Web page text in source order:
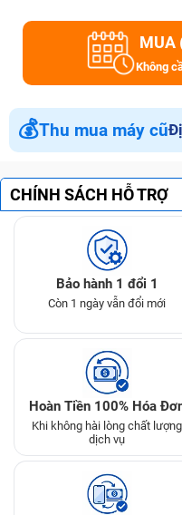
MUA
Không
💰Thu mua máy cũ
CHÍNH SÁCH HỖ TRỢ
Bảo hành 1 đổi 1
Còn 1 ngày vẫn đổi mới
Hoàn Tiền 100% Hóa
Khi không hài lòng chất lượng
dịch vụ